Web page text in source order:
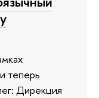
теперь
Дирекция